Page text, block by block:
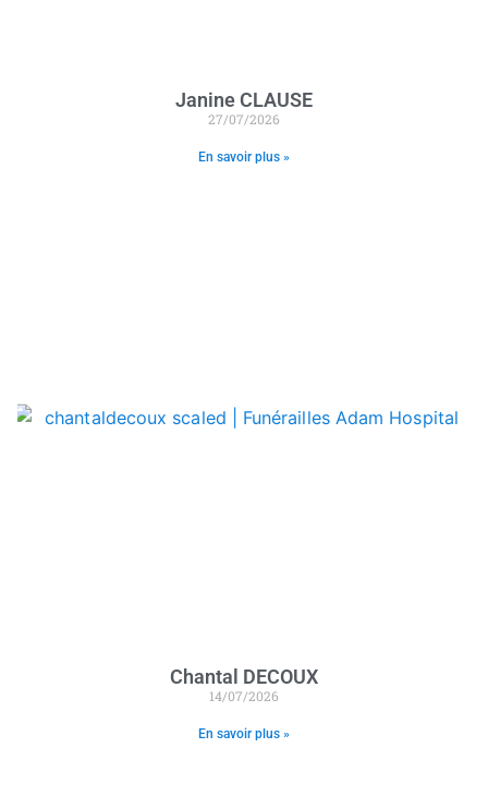
Janine CLAUSE
27/07/2026
En savoir plus »
Chantal DECOUX
14/07/2026
En savoir plus »